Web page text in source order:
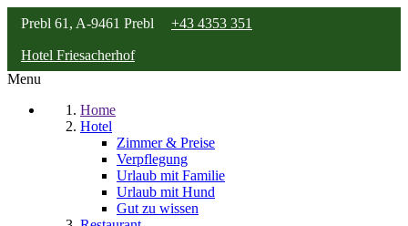
Prebl 61, A-9461 Prebl +43 4353 351
Hotel Friesacherhof
Menu
Home
Hotel
Zimmer & Preise
Verpflegung
Urlaub mit Familie
Urlaub mit Hund
Gut zu wissen